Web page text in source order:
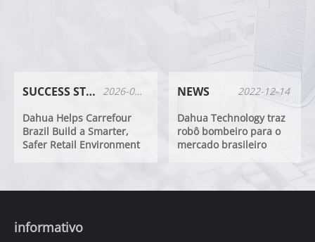
SUCCESS STORIES
2026-05-08
Dahua Helps Carrefour
Brazil Build a Smarter,
Safer Retail Environment
NEWS
2022-12-14
Dahua Technology traz
robô bombeiro para o
mercado brasileiro
informativo